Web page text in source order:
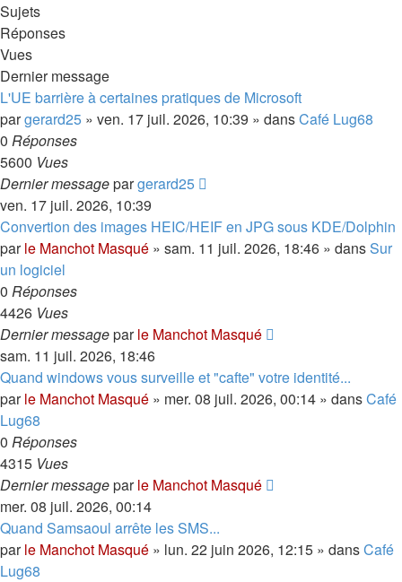
Sujets
Réponses
Vues
Dernier message
L'UE barrière à certaines pratiques de Microsoft
pargerard25 » ven. 17 juil. 2026, 10:39 » dansCafé Lug68
0 Réponses
5600 Vues
Dernier messagepargerard25
ven. 17 juil. 2026, 10:39
Convertion des images HEIC/HEIF en JPG sous KDE/Dolphin
parle Manchot Masqué » sam. 11 juil. 2026, 18:46 » dansSur
un logiciel
0 Réponses
4426 Vues
Dernier messageparle Manchot Masqué
sam. 11 juil. 2026, 18:46
Quand windows vous surveille et "cafte" votre identité...
parle Manchot Masqué » mer. 08 juil. 2026, 00:14 » dansCafé
Lug68
0 Réponses
4315 Vues
Dernier messageparle Manchot Masqué
mer. 08 juil. 2026, 00:14
Quand Samsaoul arrête les SMS...
parle Manchot Masqué » lun. 22 juin 2026, 12:15 » dansCafé
Lug68